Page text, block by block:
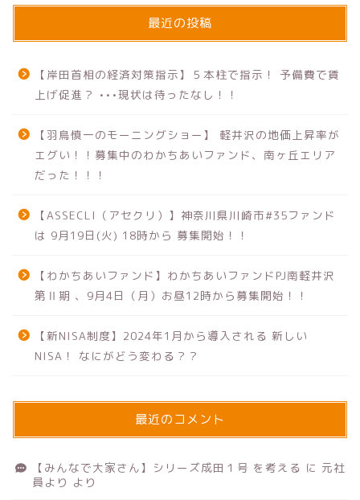
最近の投稿
【岸田首相の経済対策指示】５本柱で指示！ 予備費で賃
上げ促進？ •••現状は待ったなし！！
【羽鳥慎一のモーニングショー】 軽井沢の地価上昇率が
エグい！！募集中のわかちあいファンド、南ヶ丘エリア
だった！！！
【ASSECLI（アセクリ）】神奈川県川崎市#35ファンド
は 9月19日(火) 18時から 募集開始！！
【わかちあいファンド】わかちあいファンドPJ南軽井沢
第Ⅱ期 、9月4日（月）お昼12時から募集開始！！
【新NISA制度】2024年1月から導入される 新しい
NISA！ なにがどう変わる？？
最近のコメント
【みんなで大家さん】シリーズ成田１号 を考える に 元社
員より より